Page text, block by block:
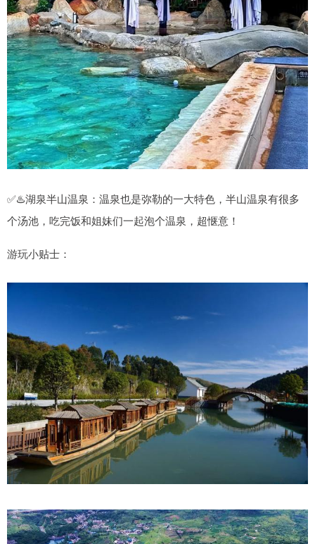
✅♨️湖泉半山温泉：温泉也是弥勒的一大特色，半山温泉有很多
个汤池，吃完饭和姐妹们一起泡个温泉，超惬意！
游玩小贴士：